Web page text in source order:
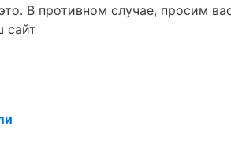
В противном случае, просим
сайт